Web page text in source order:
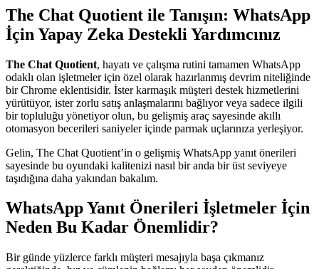
The Chat Quotient ile Tanışın: WhatsApp
İçin Yapay Zeka Destekli Yardımcınız
The Chat Quotient, hayatı ve çalışma rutini tamamen WhatsApp
odaklı olan işletmeler için özel olarak hazırlanmış devrim niteliğinde
bir Chrome eklentisidir. İster karmaşık müşteri destek hizmetlerini
yürütüyor, ister zorlu satış anlaşmalarını bağlıyor veya sadece ilgili
bir topluluğu yönetiyor olun, bu gelişmiş araç sayesinde akıllı
otomasyon becerileri saniyeler içinde parmak uçlarınıza yerleşiyor.
Gelin, The Chat Quotient’in o gelişmiş WhatsApp yanıt önerileri
sayesinde bu oyundaki kalitenizi nasıl bir anda bir üst seviyeye
taşıdığına daha yakından bakalım.
WhatsApp Yanıt Önerileri İşletmeler İçin
Neden Bu Kadar Önemlidir?
Bir günde yüzlerce farklı müşteri mesajıyla başa çıkmanız